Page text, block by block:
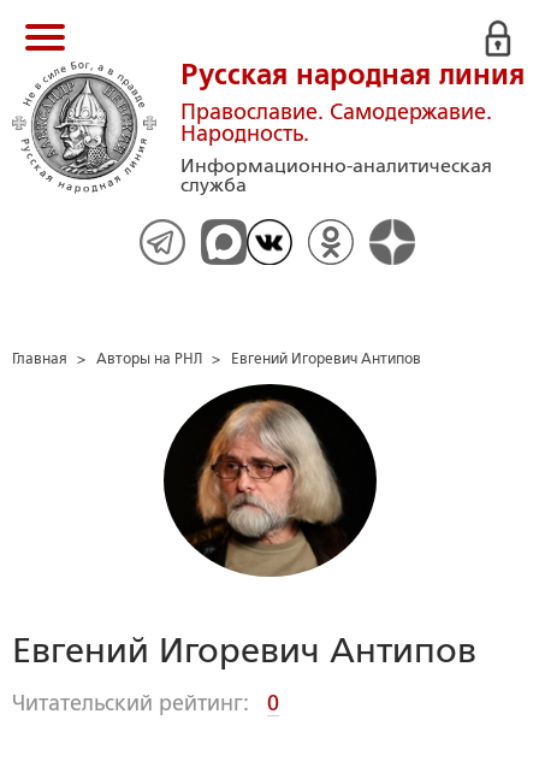
Русская народная линия
Православие. Самодержавие.
Народность.
Информационно-аналитическая
служба
Главная > Авторы на РНЛ > Евгений Игоревич Антипов
Евгений Игоревич Антипов
Читательский рейтинг: 0